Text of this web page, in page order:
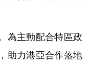
為主動配合特區政
助力港亞合作落地